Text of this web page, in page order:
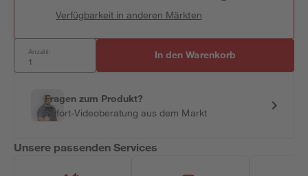
Verfügbarkeit in anderen Märkten
Anzahl: In den Warenkorb
Fragen zum Produkt?
Sofort-Videoberatung aus dem Markt
Unsere passenden Services